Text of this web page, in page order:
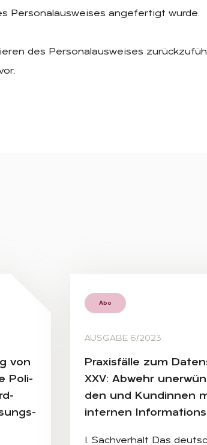
Personalausweises angefertigt wurde.
des Personalausweises
von
Po­li­
Abo
AUSGABE 6/2023
Pra­xis­fäl­le zum
XXV: Ab­wehr
den und Kun­din­nen
in­ter­nen
I. Sachverhalt Das